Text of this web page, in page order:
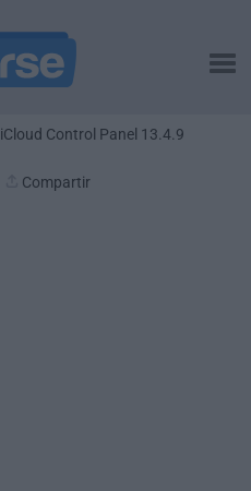
iCloud Control Panel 13.4.9
Compartir